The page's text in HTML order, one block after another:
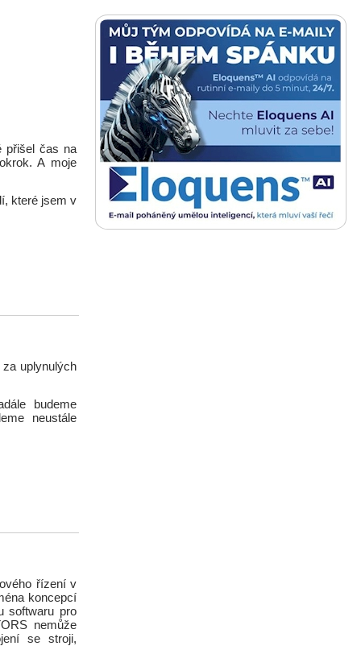
přišel čas na
A moje
které jsem v
uplynulých
budeme
neustále
řízení v
koncepcí
softwaru pro
nemůže
se stroji,